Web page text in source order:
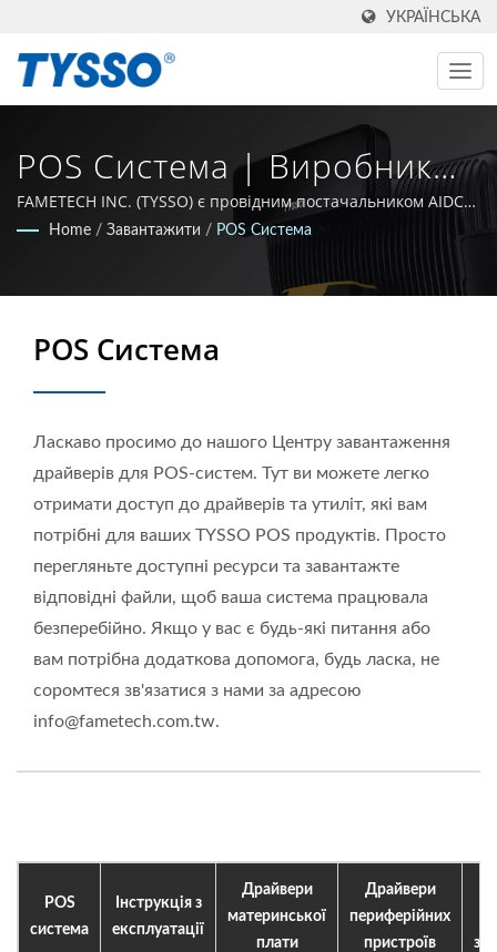
УКРАЇНСЬКА
POS Система | Виробник
AIDC Та POS З Тайваню З
1981 Року | FAMETECH INC
FAMETECH INC. (TYSSO) є провідним постачальником AIDC
та POS. Як виробник з сертифікатами ISO-9001 / 9002,
компанія зростала на основі потужного науково-дослідного
фонду, і вся команда прагне залишатися на передовій в
Home / Завантажити / POS Система
POS Система
Ласкаво просимо до нашого Центру завантаження
драйверів для POS-систем. Тут ви можете легко
отримати доступ до драйверів та утиліт, які вам
потрібні для ваших TYSSO POS продуктів. Просто
перегляньте доступні ресурси та завантажте
відповідні файли, щоб ваша система працювала
безперебійно. Якщо у вас є будь-які питання або
вам потрібна додаткова допомога, будь ласка, не
соромтеся зв'язатися з нами за адресою
info@fametech.com.tw.
POS
система
Інструкція з
експлуатації
Драйвери
материнської
плати
Драйвери
периферійних
пристроїв